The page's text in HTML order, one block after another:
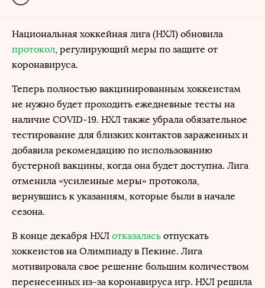
Национальная хоккейная лига (НХЛ) обновила
протокол, регулирующий меры по защите от
коронавируса.
Теперь полностью вакцинированным хоккеистам
не нужно будет проходить ежедневные тесты на
наличие COVID-19. НХЛ также убрала обязательное
тестирование для близких контактов зараженных и
добавила рекомендацию по использованию
бустерной вакцины, когда она будет доступна. Лига
отменила «усиленные меры» протокола,
вернувшись к указаниям, которые были в начале
сезона.
В конце декабря НХЛ отказалась отпускать
хоккеистов на Олимпиаду в Пекине. Лига
мотивировала свое решение большим количеством
перенесенных из-за коронавируса игр. НХЛ решила